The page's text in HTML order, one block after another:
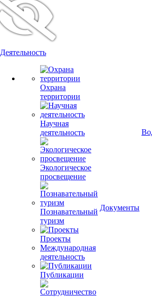
Деятельность
Охрана
территории
Научная
деятельность
Экологическое
просвещение
Познавательный
туризм
Проекты
Международная
деятельность
Публикации
Документы